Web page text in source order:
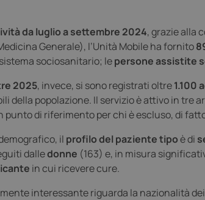
da luglio a settembre 2024, grazie alla
Generale), l’Unità Mobile ha fornito
sociosanitario; lepersone assistite
2025, invece, si sono registrati oltre1.100
della popolazione. Il servizio è attivo in tre
punto di riferimento per chi è escluso, di
il profilo del paziente tipoè di
dalledonne (163) e, in misura
in cui ricevere cure.
interessante riguarda la nazionalità